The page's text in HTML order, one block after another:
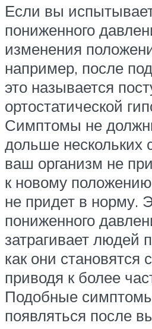
Если вы
пониженного
изменения
например, после
это называется
ортостатической
Симптомы не
дольше нескольких
ваш организм не
к новому
не придет в норму.
пониженного
затрагивает людей
как они становятся
приводя к более
Подобные
появляться после